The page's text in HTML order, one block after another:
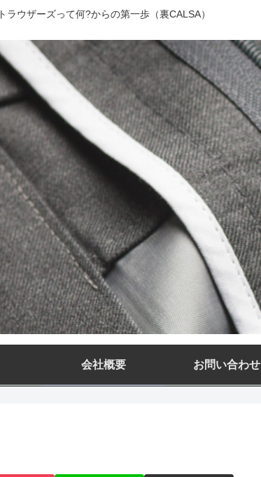
トラウザーズって何?からの第一歩（裏CALSA）
会社概要 お問い合わせ